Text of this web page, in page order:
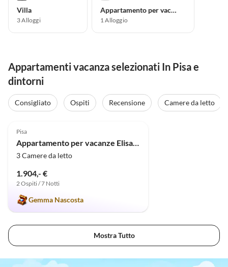
Villa
3Alloggi
Appartamento per vacanze
1Alloggio
Appartamenti vacanza selezionati In Pisa e
dintorni
Consigliato Ospiti Recensione
Camere da letto
Pisa
3 Camere da letto
1.904,- €
2 Ospiti / 7 Notti
Gemma Nascosta
Mostra Tutto